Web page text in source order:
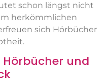
schon längst nicht
herkömmlichen
sich Hörbücher
und